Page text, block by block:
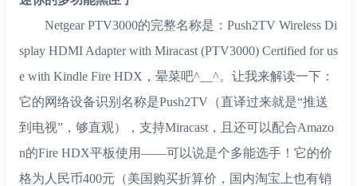
Netgear PTV3000的完整名称是：Push2TV Wireless Di
splay HDMI Adapter with Miracast (PTV3000) Certified for us
e with Kindle Fire HDX，晕菜吧^__^。让我来解读一下：
它的网络设备识别名称是Push2TV（直译过来就是“推送
到电视”，够直观），支持Miracast，且还可以配合Amazo
n的Fire HDX平板使用——可以说是个多能选手！它的价
格为人民币400元（美国购买折算价，国内淘宝上也有销